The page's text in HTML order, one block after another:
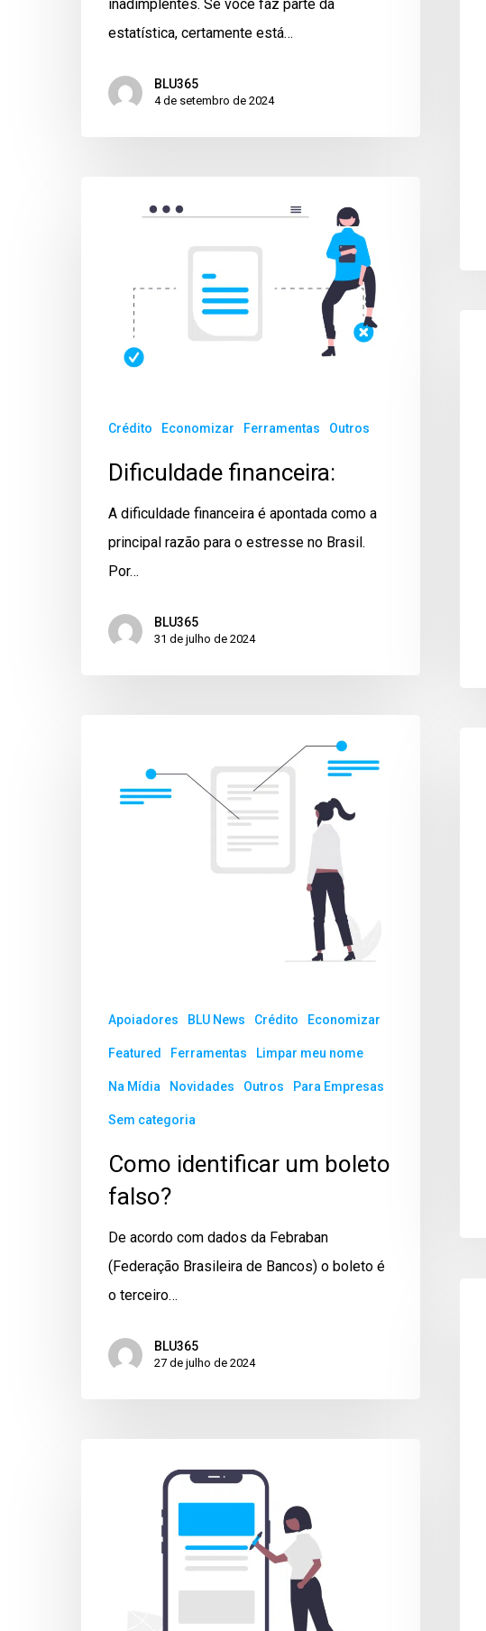
inadimplentes. Se você faz parte da
estatística, certamente está…
BLU365
4 de setembro de 2024
Crédito Economizar Ferramentas Outros
Dificuldade financeira:
A dificuldade financeira é apontada como a
principal razão para o estresse no Brasil.
Por…
BLU365
31 de julho de 2024
Apoiadores BLU News Crédito Economizar
Featured Ferramentas Limpar meu nome
Na Mídia Novidades Outros Para Empresas
Sem categoria
Como identificar um boleto
falso?
De acordo com dados da Febraban
(Federação Brasileira de Bancos) o boleto é
o terceiro…
BLU365
27 de julho de 2024